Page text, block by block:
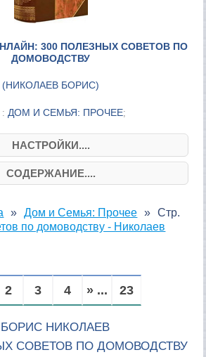
300 ПОЛЕЗНЫХ СОВЕТОВ ПО
ДОМОВОДСТВУ
(НИКОЛАЕВ БОРИС)
ДОМ И СЕМЬЯ: ПРОЧЕЕ;
НАСТРОЙКИ....
СОДЕРЖАНИЕ....
Дом и Семья: Прочее
по домоводству - Николаев
Стр.
2 3 4 » ... 23
БОРИС НИКОЛАЕВ
СОВЕТОВ ПО ДОМОВОДСТВУ